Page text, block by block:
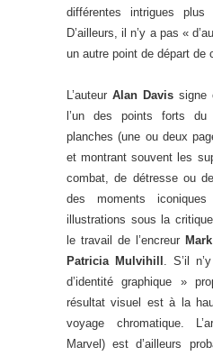
différentes intrigues plus
D’ailleurs, il n’y a pas «
un autre point de départ de
L’auteur Alan Davis signe
l’un des points forts
planches (une ou deux
et montrant souvent les
combat, de détresse ou
des moments
illustrations sous la
le travail de l’encreur
Patricia Mulvihill
. S’il
d’identité graphique »
résultat visuel est à la
voyage chromatique.
Marvel) est d’ailleurs